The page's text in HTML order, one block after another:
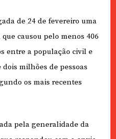
de 24 de fevereiro uma
causou pelo menos 406
entre a população civil e
milhões de pessoas
os mais recentes
pela generalidade da